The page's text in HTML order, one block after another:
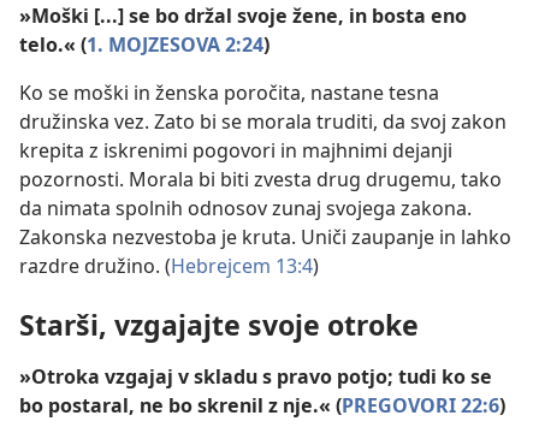
»Moški [...] se bo držal svoje žene, in bosta eno
telo.« (1. MOJZESOVA 2:24)
Ko se moški in ženska poročita, nastane tesna
družinska vez. Zato bi se morala truditi, da svoj zakon
krepita z iskrenimi pogovori in majhnimi dejanji
pozornosti. Morala bi biti zvesta drug drugemu, tako
da nimata spolnih odnosov zunaj svojega zakona.
Zakonska nezvestoba je kruta. Uniči zaupanje in lahko
razdre družino. (Hebrejcem 13:4)
Starši, vzgajajte svoje otroke
»Otroka vzgajaj v skladu s pravo potjo; tudi ko se
bo postaral, ne bo skrenil z nje.« (PREGOVORI 22:6)